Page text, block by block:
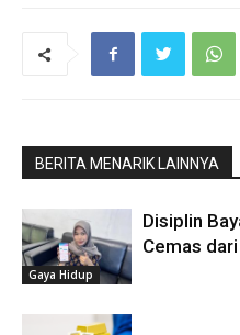
BERITA MENARIK LAINNYA
Gaya Hidup
Disiplin
Cemas